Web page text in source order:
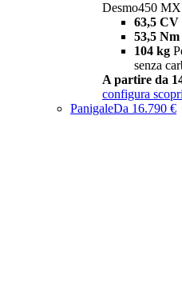
Desmo450
63,5 CV
53,5 Nm
104 kg
senza
A partire da
configura
PanigaleDa 16.790 €